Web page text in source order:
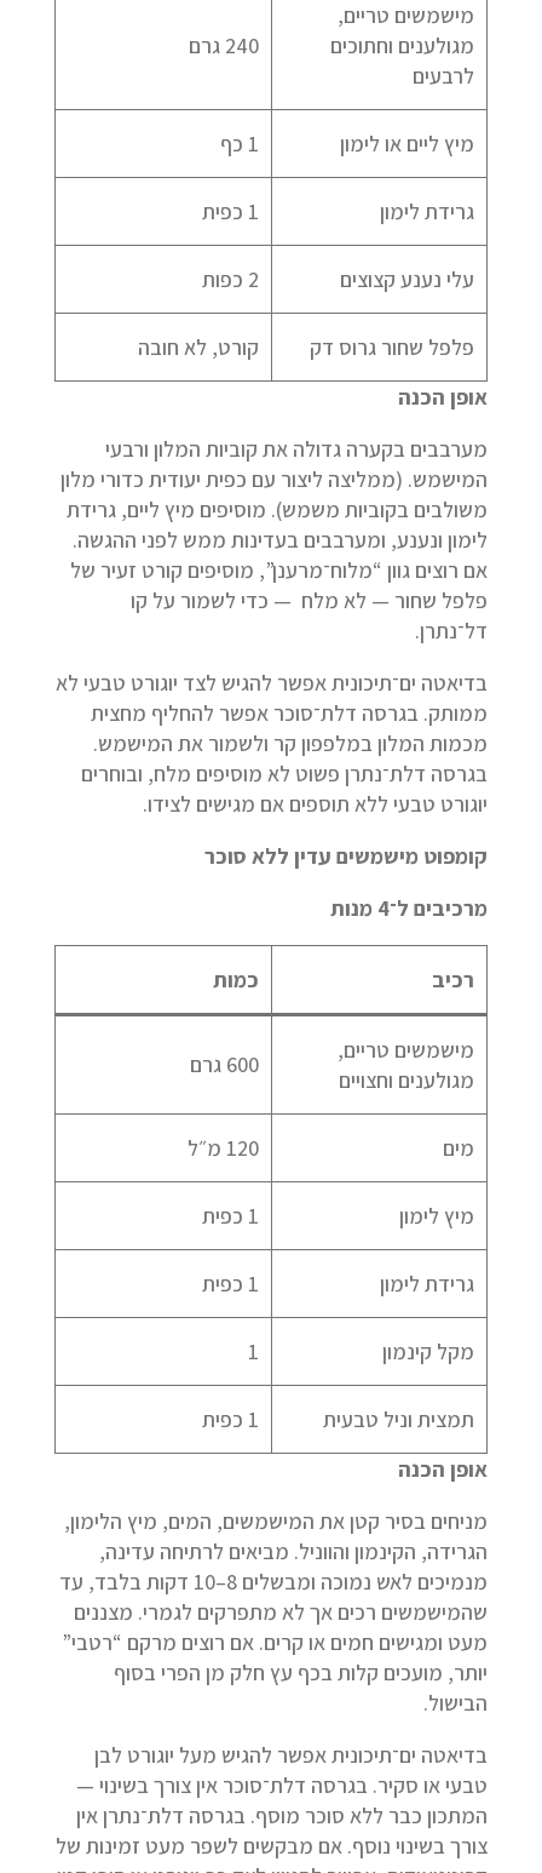
מישמשים טריים,
מגולענים וחתוכים
לרבעים
240 גרם
מיץ ליים או לימון 1 כף
גרידת לימון 1 כפית
עלי נענע קצוצים 2 כפות
פלפל שחור גרוס דק
קורט, לא חובה
אופן הכנה
מערבבים בקערה גדולה את קוביות המלון ורבעי
המישמש. (ממליצה ליצור עם כפית יעודית כדורי מלון
משולבים בקוביות משמש). מוסיפים מיץ ליים, גרידת
לימון ונענע, ומערבבים בעדינות ממש לפני ההגשה.
אם רוצים גוון “מלוח־מרענן”, מוסיפים קורט זעיר של
פלפל שחור — לא מלח — כדי לשמור על קו
דל־נתרן.
בדיאטה ים־תיכונית אפשר להגיש לצד יוגורט טבעי לא
ממותק. בגרסה דלת־סוכר אפשר להחליף מחצית
מכמות המלון במלפפון קר ולשמור את המישמש.
בגרסה דלת־נתרן פשוט לא מוסיפים מלח, ובוחרים
יוגורט טבעי ללא תוספים אם מגישים לצידו.
קומפוט מישמשים עדין ללא סוכר
מרכיבים ל־4 מנות
רכיב כמות
מישמשים טריים,
מגולענים וחצויים
600 גרם
מים 120 מ״ל
מיץ לימון 1 כפית
גרידת לימון 1 כפית
מקל קינמון 1
תמצית וניל טבעית
1 כפית
אופן הכנה
מניחים בסיר קטן את המישמשים, המים, מיץ הלימון,
הגרידה, הקינמון והווניל. מביאים לרתיחה עדינה,
מנמיכים לאש נמוכה ומבשלים 8–10 דקות בלבד, עד
שהמישמשים רכים אך לא מתפרקים לגמרי. מצננים
מעט ומגישים חמים או קרים. אם רוצים מרקם “רטבי”
יותר, מועכים קלות בכף עץ חלק מן הפרי בסוף
הבישול.
בדיאטה ים־תיכונית אפשר להגיש מעל יוגורט לבן
טבעי או סקיר. בגרסה דלת־סוכר אין צורך בשינוי —
המתכון כבר ללא סוכר מוסף. בגרסה דלת־נתרן אין
צורך בשינוי נוסף. אם מבקשים לשפר מעט זמינות של